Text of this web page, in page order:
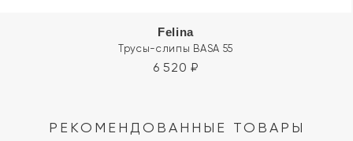
Felina
Трусы-слипы BASA 55
6 520 ₽
РЕКОМЕНДОВАННЫЕ ТОВАРЫ